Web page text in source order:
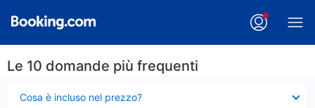
Le 10 domande più frequenti
Cosa è incluso nel prezzo?
chiuso